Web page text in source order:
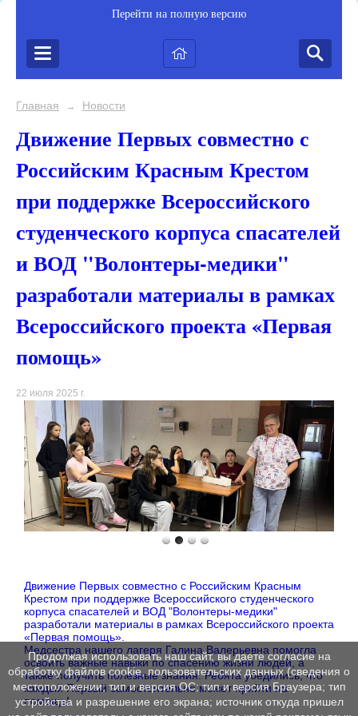
Перейти на полную версию
Главная → Новости
Движение Первых совместно с
Российским Красным Крестом
при поддержке Всероссийского
студенческого корпуса спасателей
и ВОД "Волонтеры-медики"
разработали материалы в рамках
Всероссийского проекта «Первая
помощь»
22 июля 2025 г.
Движение Первых совместно с Российским Красным
Крестом при поддержке Всероссийского студенческого
корпуса спасателей и ВОД "Волонтеры-медики"
разработали материалы в рамках Всероссийского проекта
«Первая помощь».
Медсестра нашего лагеря Галина Валерьевна помогла
освоить важные навыки по спасению жизни людей, а
также получить полезные знания. Ребята убедились, что
каждый Первый самостоятельно может прийти на
помощь!
Продолжая использовать наш сайт, вы даете согласие на
обработку файлов cookie, пользовательских данных (сведения о
местоположении; тип и версия ОС; тип и версия Браузера; тип
устройства и разрешение его экрана; источник откуда пришел